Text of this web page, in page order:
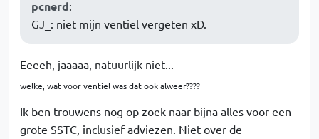
pcnerd:
GJ_: niet mijn ventiel vergeten xD.
Eeeeh, jaaaaa, natuurlijk niet...
welke, wat voor ventiel was dat ook alweer????
Ik ben trouwens nog op zoek naar bijna alles voor een
grote SSTC, inclusief adviezen. Niet over de